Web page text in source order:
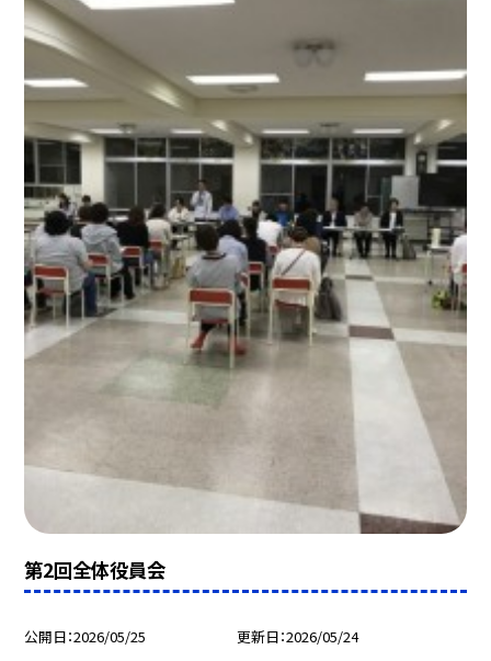
第2回全体役員会
公開日 2026/05/25 更新日 2026/05/24